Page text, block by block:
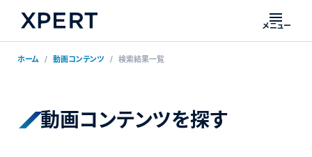
メニュー
ホーム 動画コンテンツ 検索結果一覧
動画コンテンツを探す